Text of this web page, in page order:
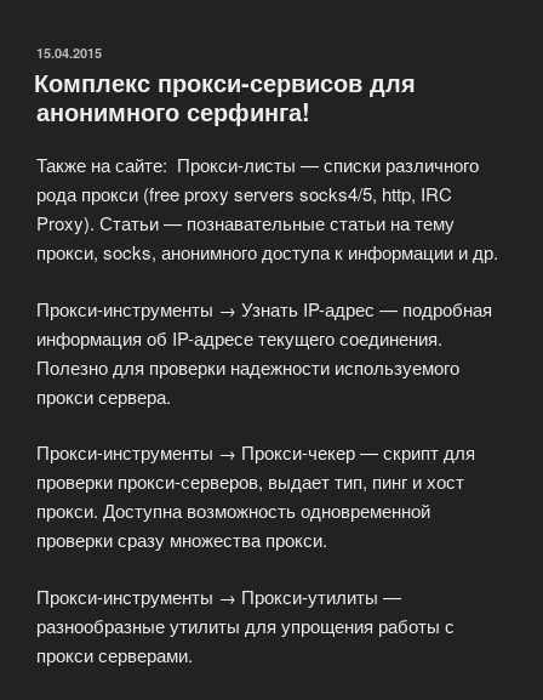
адресом»
ОПУБЛИКОВАНО
15.04.2015
Комплекс прокси-сервисов для
анонимного серфинга!
Также на сайте: Прокси-листы — списки различного
рода прокси (free proxy servers socks4/5, http, IRC
Proxy). Статьи — познавательные статьи на тему
прокси, socks, анонимного доступа к информации и др.
Прокси-инструменты → Узнать IP-адрес — подробная
информация об IP-адресе текущего соединения.
Полезно для проверки надежности используемого
прокси сервера.
Прокси-инструменты → Прокси-чекер — скрипт для
проверки прокси-серверов, выдает тип, пинг и хост
прокси. Доступна возможность одновременной
проверки сразу множества прокси.
Прокси-инструменты → Прокси-утилиты —
разнообразные утилиты для упрощения работы с
прокси серверами.